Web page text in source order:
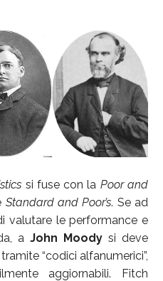
si fuse con la Poor and
Standard and Poor’s. Se ad
valutare le performance e
a John Moody si deve
“codici alfanumerici”,
aggiornabili. Fitch